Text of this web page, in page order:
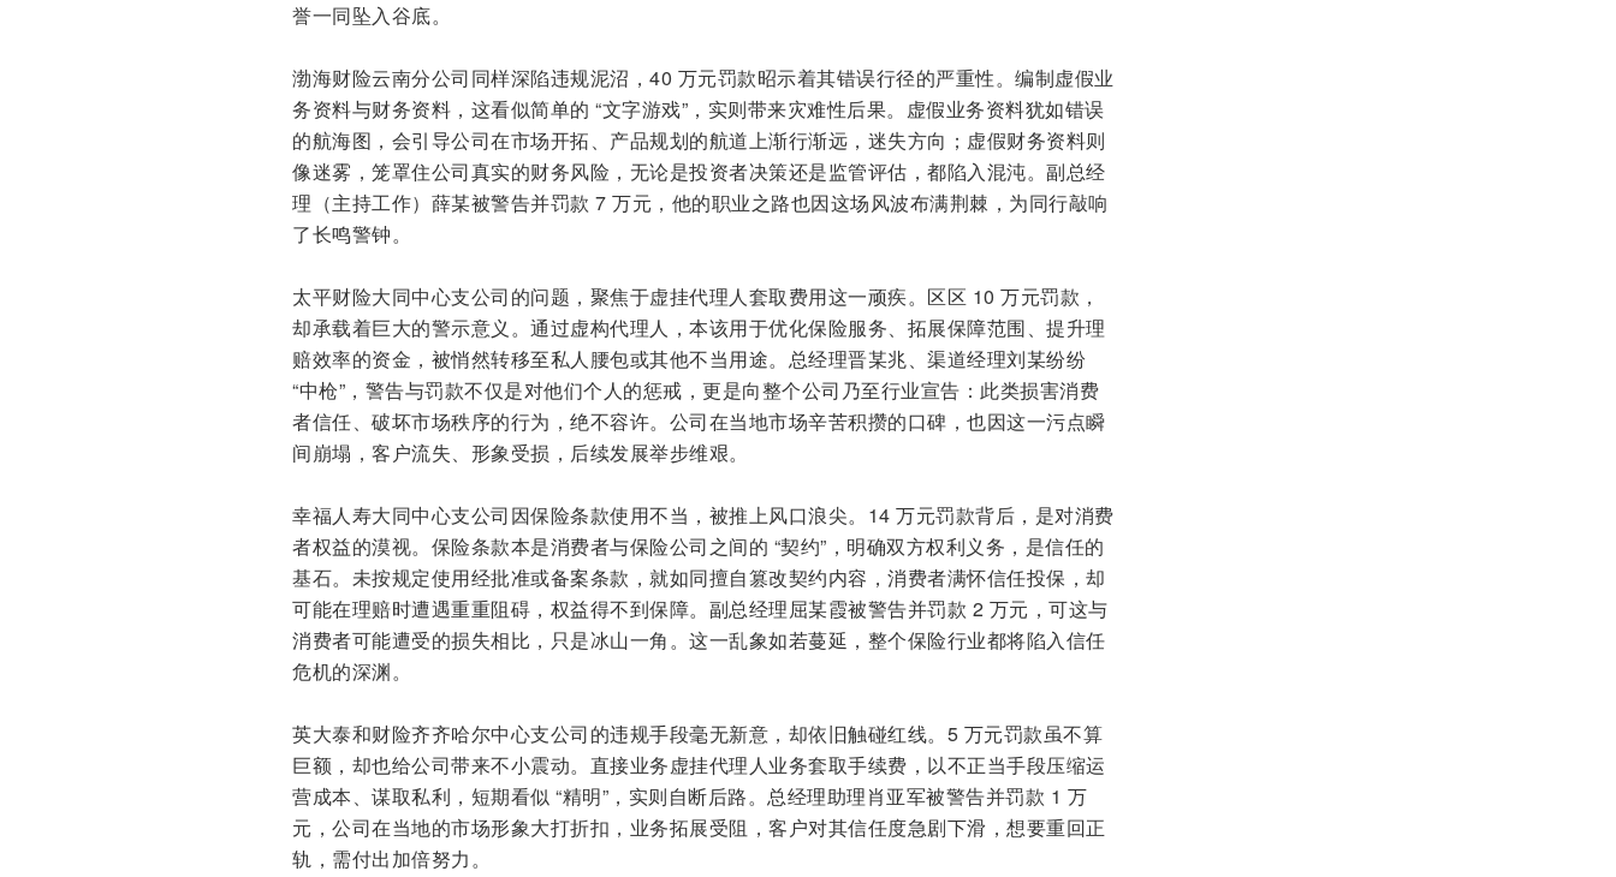
誉一同坠入谷底。
渤海财险云南分公司同样深陷违规泥沼，40 万元罚款昭示着其错误行径的严重性。编制虚假业
务资料与财务资料，这看似简单的 “文字游戏”，实则带来灾难性后果。虚假业务资料犹如错误
的航海图，会引导公司在市场开拓、产品规划的航道上渐行渐远，迷失方向；虚假财务资料则
像迷雾，笼罩住公司真实的财务风险，无论是投资者决策还是监管评估，都陷入混沌。副总经
理（主持工作）薛某被警告并罚款 7 万元，他的职业之路也因这场风波布满荆棘，为同行敲响
了长鸣警钟。
太平财险大同中心支公司的问题，聚焦于虚挂代理人套取费用这一顽疾。区区 10 万元罚款，
却承载着巨大的警示意义。通过虚构代理人，本该用于优化保险服务、拓展保障范围、提升理
赔效率的资金，被悄然转移至私人腰包或其他不当用途。总经理晋某兆、渠道经理刘某纷纷
“中枪”，警告与罚款不仅是对他们个人的惩戒，更是向整个公司乃至行业宣告：此类损害消费
者信任、破坏市场秩序的行为，绝不容许。公司在当地市场辛苦积攒的口碑，也因这一污点瞬
间崩塌，客户流失、形象受损，后续发展举步维艰。
幸福人寿大同中心支公司因保险条款使用不当，被推上风口浪尖。14 万元罚款背后，是对消费
者权益的漠视。保险条款本是消费者与保险公司之间的 “契约”，明确双方权利义务，是信任的
基石。未按规定使用经批准或备案条款，就如同擅自篡改契约内容，消费者满怀信任投保，却
可能在理赔时遭遇重重阻碍，权益得不到保障。副总经理屈某霞被警告并罚款 2 万元，可这与
消费者可能遭受的损失相比，只是冰山一角。这一乱象如若蔓延，整个保险行业都将陷入信任
危机的深渊。
英大泰和财险齐齐哈尔中心支公司的违规手段毫无新意，却依旧触碰红线。5 万元罚款虽不算
巨额，却也给公司带来不小震动。直接业务虚挂代理人业务套取手续费，以不正当手段压缩运
营成本、谋取私利，短期看似 “精明”，实则自断后路。总经理助理肖亚军被警告并罚款 1 万
元，公司在当地的市场形象大打折扣，业务拓展受阻，客户对其信任度急剧下滑，想要重回正
轨，需付出加倍努力。